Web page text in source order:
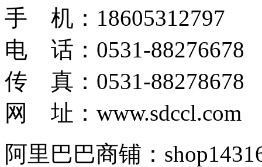
手 机：18605312797
电 话：0531-88276678
传 真：0531-88278678
网 址：www.sdccl.com
阿里巴巴商铺：